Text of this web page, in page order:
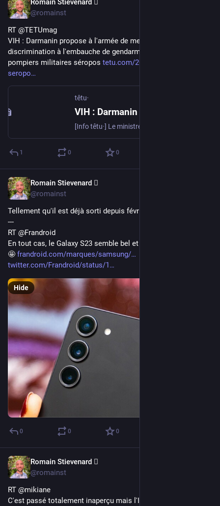
Romain Stievenard 🫆
@romainst
RT @TETUmag
VIH : Darmanin propose à l'armée de mettre fin à la
discrimination à l'embauche de gendarmes et sapeurs
pompiers militaires séropos tetu.com/2023/05/04/vih-
seropo
têtu·
1 0 0
Romain Stievenard 🫆
@romainst
Tellement qu'il est déjà sorti depuis février...
---
RT @Frandroid
En tout cas, le Galaxy S23 semble bel et bien dans les tuyaux
🤩 frandroid.com/marques/samsung/
twitter.com/Frandroid/status/1
Hide
0 0 0
Romain Stievenard 🫆
@romainst
RT @mikiane
C'est passé totalement inaperçu mais l'Italie a ré-autorisé